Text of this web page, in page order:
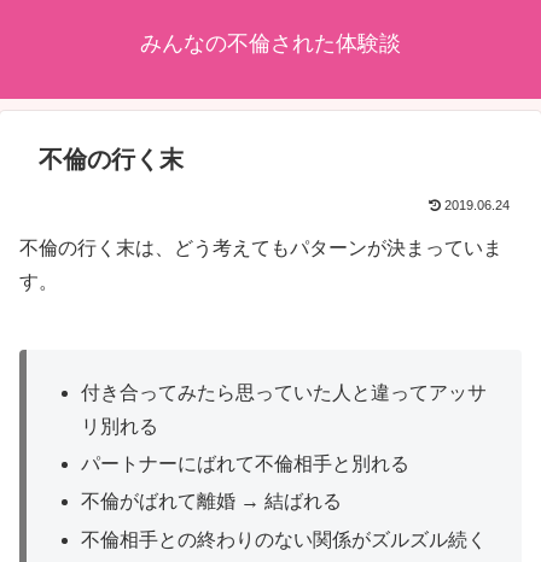
みんなの不倫された体験談
不倫の行く末
2019.06.24
不倫の行く末は、どう考えてもパターンが決まっていま
す。
付き合ってみたら思っていた人と違ってアッサ
リ別れる
パートナーにばれて不倫相手と別れる
不倫がばれて離婚 → 結ばれる
不倫相手との終わりのない関係がズルズル続く